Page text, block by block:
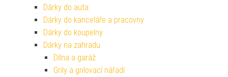
Dárky do auta
Dárky do kanceláře a pracovny
Dárky do koupelny
Dárky na zahradu
Dílna a garáž
Grily a grilovací nářadí